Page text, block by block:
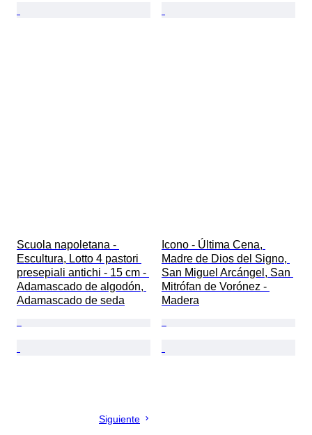
Scuola napoletana -
Escultura, Lotto 4 pastori
presepiali antichi - 15 cm -
Adamascado de algodón,
Adamascado de seda
Icono - Última Cena,
Madre de Dios del Signo,
San Miguel Arcángel, San
Mitrófan de Vorónez -
Madera
Siguiente